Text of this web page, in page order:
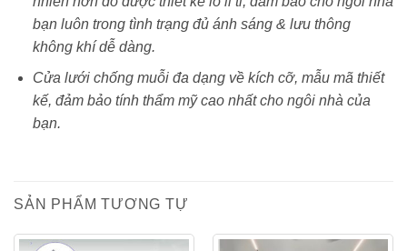
bạn luôn trong tình trạng đủ ánh sáng & lưu thông
không khí dễ dàng.
Cửa lưới chống muỗi đa dạng về kích cỡ, mẫu mã thiết
kế, đảm bảo tính thẩm mỹ cao nhất cho ngôi nhà của
bạn.
SẢN PHẨM TƯƠNG TỰ